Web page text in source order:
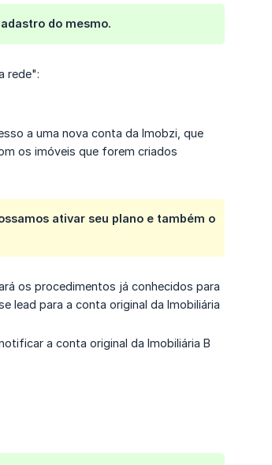
do mesmo.
rede":
a uma nova conta da Imobzi, que
os imóveis que forem criados
ativar seu plano e também o
os procedimentos já conhecidos para
lead para a conta original da Imobiliária
a conta original da Imobiliária B